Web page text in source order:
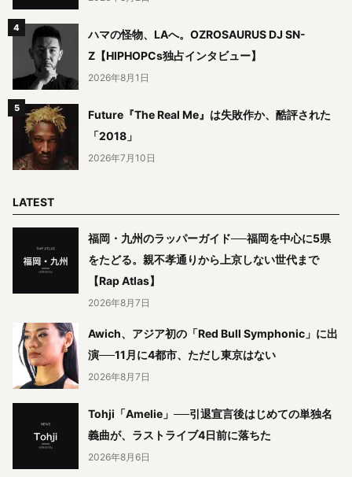
ハマの怪物、LAへ。OZROSAURUS DJ SN-
Z【HIPHOPCs独占インタビュー】
2026年8月1日
Future『The Real Me』は失敗作か、酷評された
「2018」
2026年7月10日
LATEST
福岡・九州のラッパーガイド──福岡を中心に5県
をたどる。親不孝通りから上京しない世代まで
【Rap Atlas】
2026年8月7日
Awich、アジア初の「Red Bull Symphonic」に出
演──11月に4都市、ただし東京はない
2026年8月7日
Tohji「Amelie」──引退宣言後はじめての単独名
義曲が、ラストライブ4日前に落ちた
2026年8月6日